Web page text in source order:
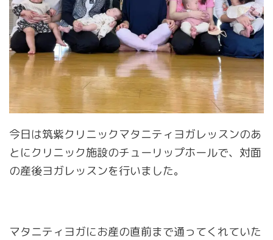
今日は筑紫クリニックマタニティヨガレッスンのあ
とにクリニック施設のチューリップホールで、対面
の産後ヨガレッスンを行いました。
マタニティヨガにお産の直前まで通ってくれていた